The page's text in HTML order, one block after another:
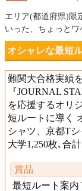
エリア(都道府県)限
いった、ちょっとワ
オシャレな最短
難関大合格実績
『JOURNAL
を応援するオリ
短ルートに導く
シャツ、京都T
大学1,250枚､合
賞品
最短ルート案内